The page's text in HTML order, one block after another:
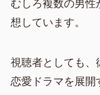
むしろ複数の男性
想しています。
視聴者としても、
恋愛ドラマを展開